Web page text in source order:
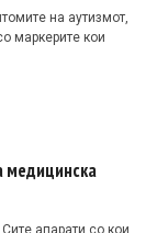
на аутизмот,
маркерите кои
медицинска